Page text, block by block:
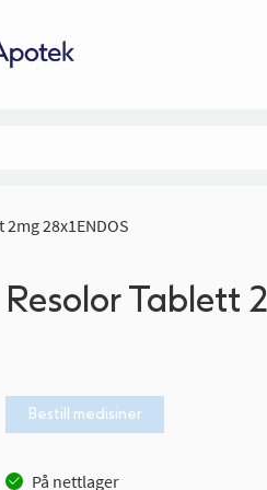
28x1ENDOS
Resolor Tablett
Bestill medisiner
På nettlager